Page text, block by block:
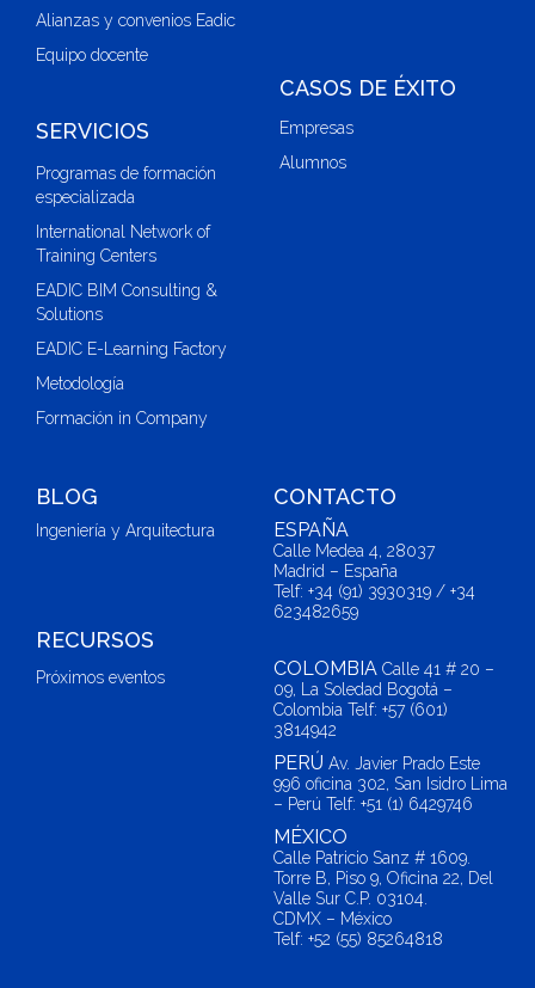
Alianzas y convenios Eadic
Equipo docente
SERVICIOS
Programas de formación
especializada
International Network of
Training Centers
EADIC BIM Consulting &
Solutions
EADIC E-Learning Factory
Metodología
Formación in Company
CASOS DE ÉXITO
Empresas
Alumnos
BLOG
Ingeniería y Arquitectura
RECURSOS
Próximos eventos
CONTACTO
ESPAÑA
Calle Medea 4, 28037
Madrid – España
Telf: +34 (91) 3930319 / +34
623482659
COLOMBIA Calle 41 # 20 –
09, La Soledad Bogotá –
Colombia Telf: +57 (601)
3814942
PERÚ Av. Javier Prado Este
996 oficina 302, San Isidro Lima
– Perú Telf: +51 (1) 6429746
MÉXICO
Calle Patricio Sanz # 1609.
Torre B, Piso 9, Oficina 22, Del
Valle Sur C.P. 03104.
CDMX – México
Telf: +52 (55) 85264818